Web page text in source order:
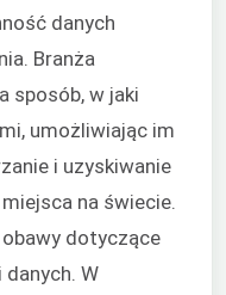
danych
Branża
sposób, w jaki
umożliwiając im
i uzyskiwanie
na świecie.
dotyczące
W